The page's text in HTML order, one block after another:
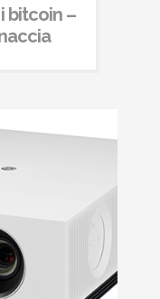
bitcoin –